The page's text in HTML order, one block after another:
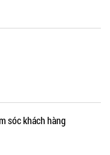
sóc khách hàng